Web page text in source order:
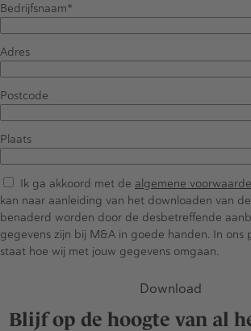
Bedrijfsnaam
Adres
Postcode
Plaats
Ik ga akkoord met de algemene
kan naar aanleiding van het downloaden van
benaderd worden door de desbetreffende
gegevens zijn bij M&A in goede handen. In ons
staat hoe wij met jouw gegevens omgaan.
Download
Blijf op de hoogte van al